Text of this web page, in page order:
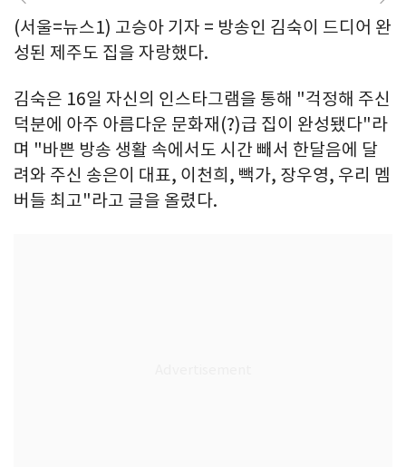
(서울=뉴스1) 고승아 기자 = 방송인 김숙이 드디어 완
성된 제주도 집을 자랑했다.
김숙은 16일 자신의 인스타그램을 통해 "걱정해 주신
덕분에 아주 아름다운 문화재(?)급 집이 완성됐다"라
며 "바쁜 방송 생활 속에서도 시간 빼서 한달음에 달
려와 주신 송은이 대표, 이천희, 빽가, 장우영, 우리 멤
버들 최고"라고 글을 올렸다.